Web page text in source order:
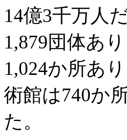
14億3千万人
1,879団体あ
1,024か所あ
術館は740か
た。